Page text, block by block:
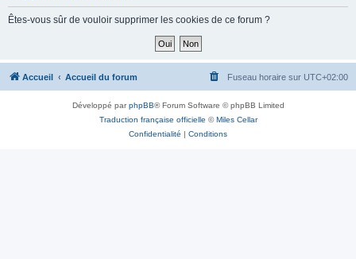
Êtes-vous sûr de vouloir supprimer les cookies de ce forum ?
Accueil Accueil du forum Fuseau horaire sur UTC+02:00
Développé parphpBB® Forum Software © phpBB Limited
Traduction française officielle ©Miles Cellar
Confidentialité | Conditions